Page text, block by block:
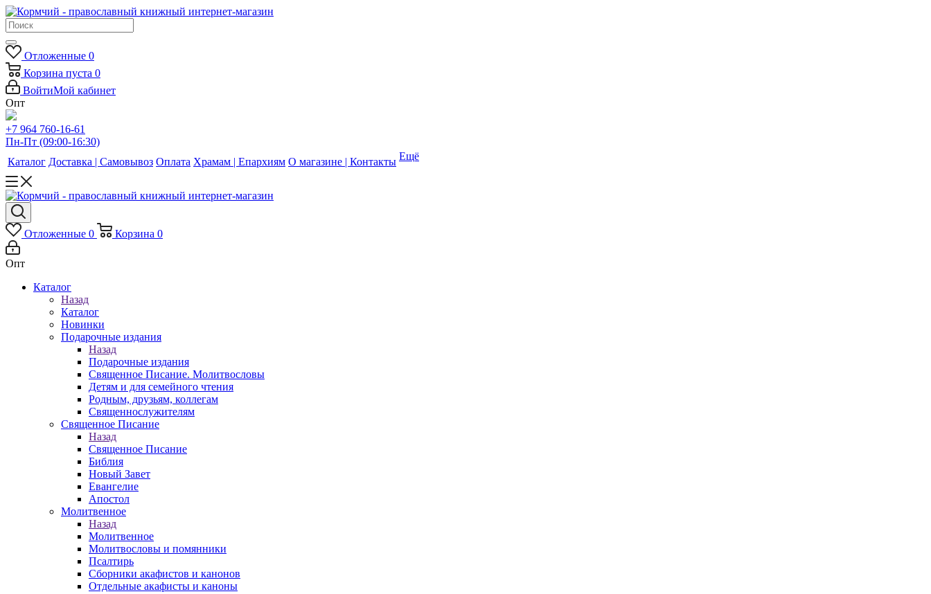
Отложенные 0
Корзина пуста 0
ВойтиМой кабинет
Опт
+7 964 760-16-61
Пн-Пт (09:00-16:30)
Каталог Доставка | Самовывоз Оплата Храмам | Епархиям О магазине | Контакты Ещё
Отложенные 0 Корзина 0
Опт
Каталог
Назад
Каталог
Новинки
Подарочные издания
Назад
Подарочные издания
Священное Писание. Молитвословы
Детям и для семейного чтения
Родным, друзьям, коллегам
Священнослужителям
Священное Писание
Назад
Священное Писание
Библия
Новый Завет
Евангелие
Апостол
Молитвенное
Назад
Молитвенное
Молитвословы и помянники
Псалтирь
Сборники акафистов и канонов
Отдельные акафисты и каноны